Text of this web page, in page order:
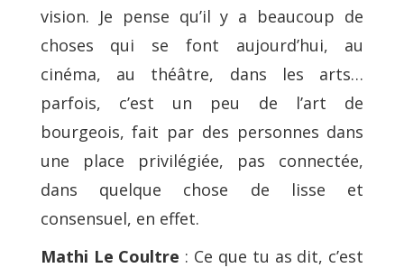
vision. Je pense qu’il y a beaucoup de
choses qui se font aujourd’hui, au
cinéma, au théâtre, dans les arts…
parfois, c’est un peu de l’art de
bourgeois, fait par des personnes dans
une place privilégiée, pas connectée,
dans quelque chose de lisse et
consensuel, en effet.
Mathi Le Coultre : Ce que tu as dit, c’est